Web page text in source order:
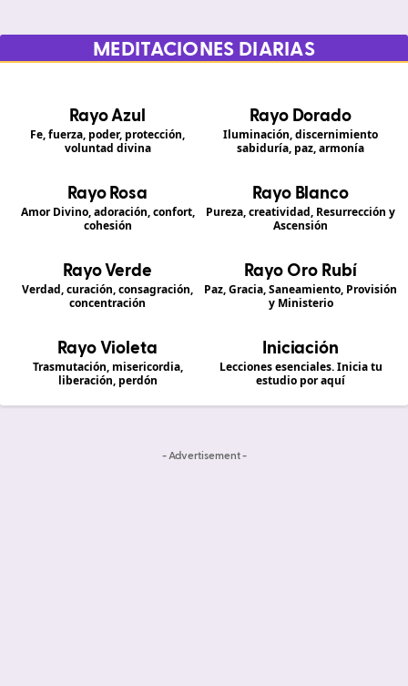
MEDITACIONES DIARIAS
Rayo Azul
Fe, fuerza, poder, protección,
voluntad divina
Rayo Dorado
Iluminación, discernimiento
sabiduría, paz, armonía
Rayo Rosa
Amor Divino, adoración, confort,
cohesión
Rayo Blanco
Pureza, creatividad, Resurrección y
Ascensión
Rayo Verde
Verdad, curación, consagración,
concentración
Rayo Oro Rubí
Paz, Gracia, Saneamiento, Provisión
y Ministerio
Rayo Violeta
Trasmutación, misericordia,
liberación, perdón
Iniciación
Lecciones esenciales. Inicia tu
estudio por aquí
- Advertisement -